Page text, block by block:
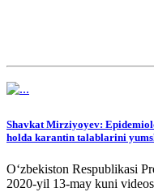
Shavkat Mirziyoyev:
holda karantin talablarini
O‘zbekiston Respublikasi
2020-yil 13-may kuni